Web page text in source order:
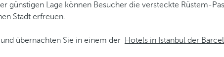
günstigen Lage können Besucher die versteckte Rüstem-
Stadt erfreuen.
übernachten Sie in einem der Hotels in Istanbul der